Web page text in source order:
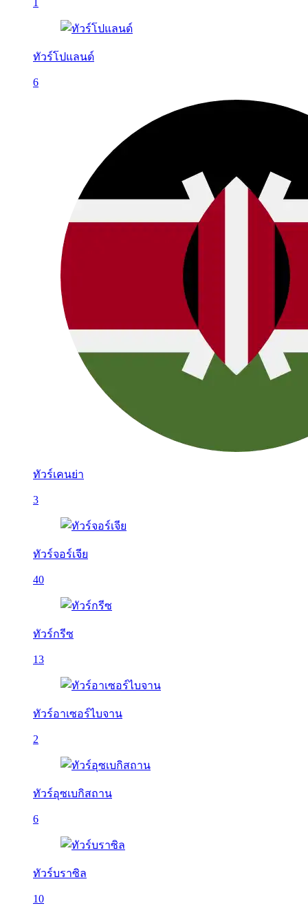
ทัวร์โปแลนด์
6
ทัวร์เคนย่า
3
ทัวร์จอร์เจีย
40
ทัวร์กรีซ
13
ทัวร์อาเซอร์ไบจาน
2
ทัวร์อุซเบกิสถาน
6
ทัวร์บราซิล
10